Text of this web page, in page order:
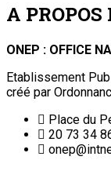
A PROPOS
ONEP : OFFICE
Etablissement
créé par
Place du
20 73 34